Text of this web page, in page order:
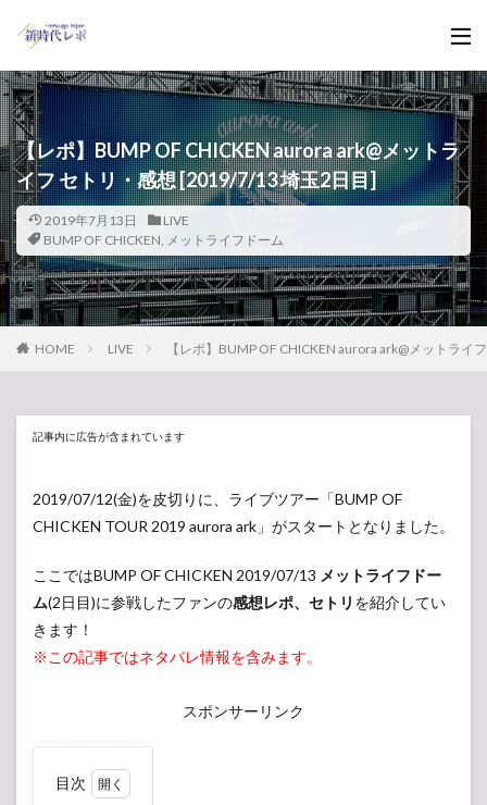
【レポ】BUMP OF CHICKEN aurora ark@メットラ
イフ セトリ・感想 [2019/7/13 埼玉2日目]
2019年7月13日
LIVE
BUMP OF CHICKEN, メットライフドーム
HOME LIVE 【レポ】BUMP OF CHICKEN aurora ark@メットラ
記事内に広告が含まれています
2019/07/12(金)を皮切りに、ライブツアー「BUMP OF
CHICKEN TOUR 2019 aurora ark」がスタートとなりました。
ここではBUMP OF CHICKEN 2019/07/13 メットライフドー
ム(2日目)に参戦したファンの感想レポ、セトリ を紹介してい
きます！
※この記事ではネタバレ情報を含みます。
スポンサーリンク
目次